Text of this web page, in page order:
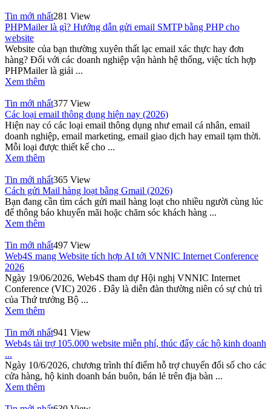
Tin mới nhất281 View
PHPMailer là gì? Hướng dẫn gửi email SMTP bằng PHP cho
website
Website của bạn thường xuyên thất lạc email xác thực hay đơn
hàng? Đối với các doanh nghiệp vận hành hệ thống, việc tích hợp
PHPMailer là giải ...
Xem thêm
Tin mới nhất377 View
Các loại email thông dụng hiện nay (2026)
Hiện nay có các loại email thông dụng như email cá nhân, email
doanh nghiệp, email marketing, email giao dịch hay email tạm thời.
Mỗi loại được thiết kế cho ...
Xem thêm
Tin mới nhất365 View
Cách gửi Mail hàng loạt bằng Gmail (2026)
Bạn đang cần tìm cách gửi mail hàng loạt cho nhiều người cùng lúc
để thông báo khuyến mãi hoặc chăm sóc khách hàng ...
Xem thêm
Tin mới nhất497 View
Web4S mang Website tích hợp AI tới VNNIC Internet Conference
2026
Ngày 19/06/2026, Web4S tham dự Hội nghị VNNIC Internet
Conference (VIC) 2026 . Đây là diễn đàn thường niên có sự chủ trì
của Thứ trưởng Bộ ...
Xem thêm
Tin mới nhất941 View
Web4s tài trợ 105.000 website miễn phí, thúc đẩy các hộ kinh doanh
...
Ngày 10/6/2026, chương trình thí điểm hỗ trợ chuyển đổi số cho các
cửa hàng, hộ kinh doanh bán buôn, bán lẻ trên địa bàn ...
Xem thêm